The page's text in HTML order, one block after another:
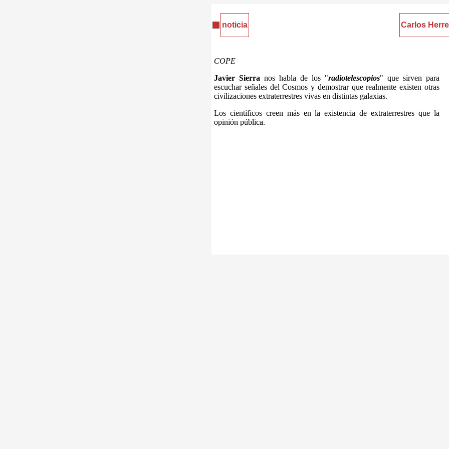
noticia Carlos
COPE
Javier Sierra nos habla de los "radiotelescopios" que sirven para
escuchar señales del Cosmos y demostrar que realmente existen otras
civilizaciones extraterrestres vivas en distintas galaxias.
Los científicos creen más en la existencia de extraterrestres que la
opinión pública.